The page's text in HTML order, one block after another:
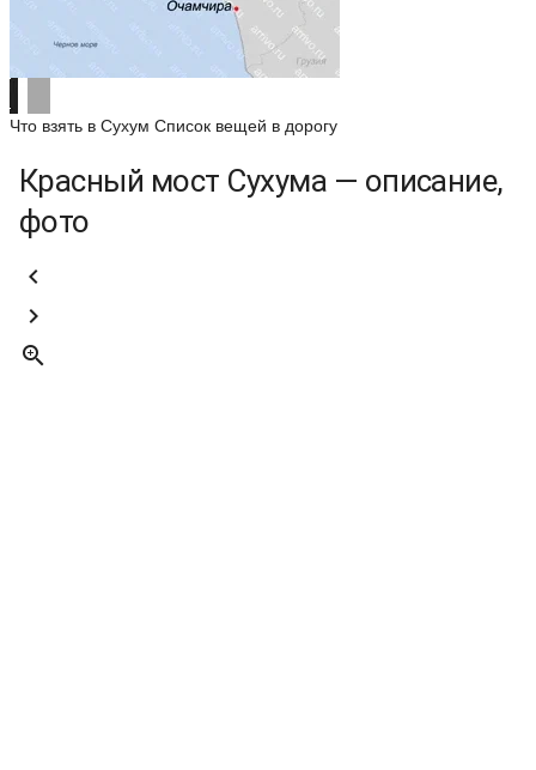
Что взять в Сухум Список вещей в дорогу
Красный мост Сухума — описание,
фото


